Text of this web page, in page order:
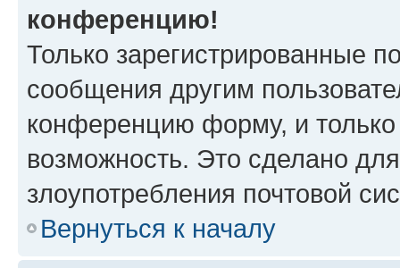
конференцию!
Только зарегистрированные
сообщения другим
конференцию форму, и
возможность. Это сделано
злоупотребления почтовой
Вернуться к началу